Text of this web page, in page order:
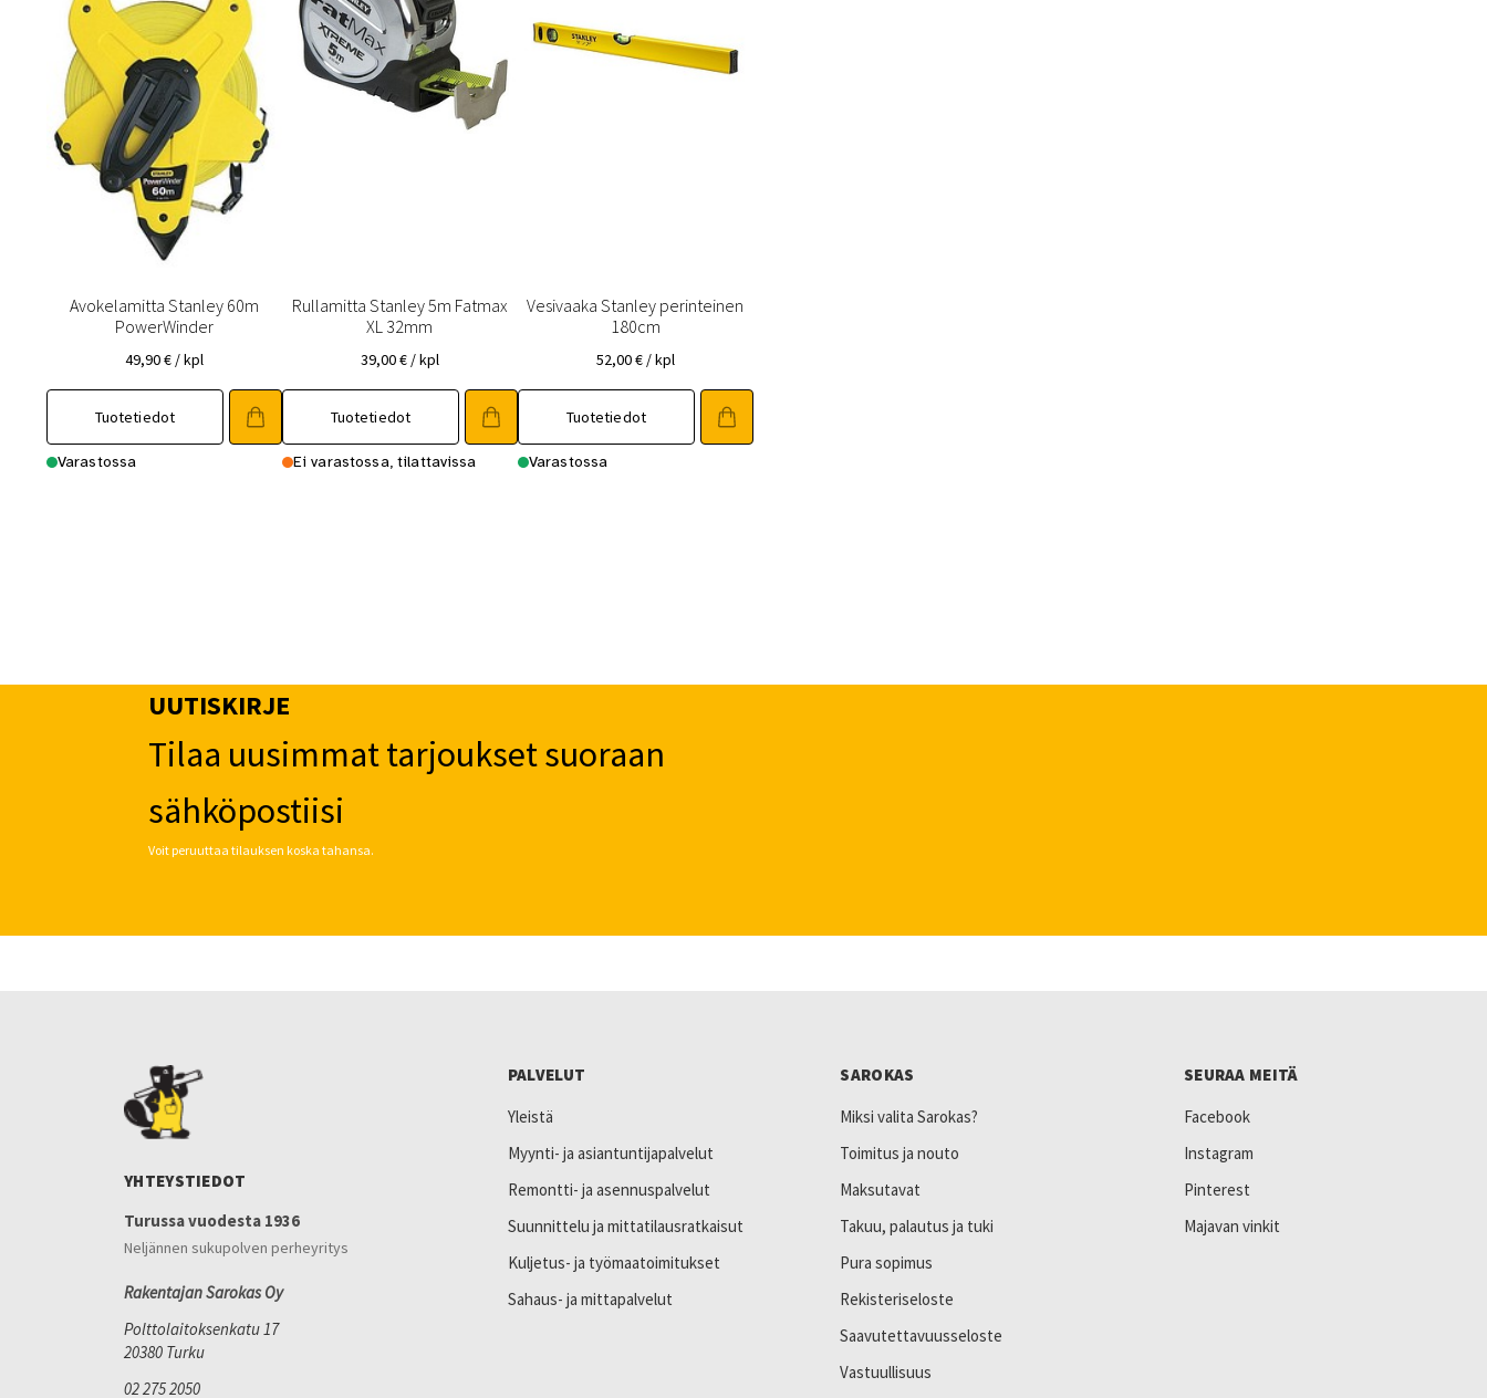
Avokelamitta Stanley 60m
PowerWinder
49,90€ / kpl
Tuotetiedot
Varastossa
Rullamitta Stanley 5m Fatmax
XL 32mm
39,00€ / kpl
Tuotetiedot
Ei varastossa, tilattavissa
Vesivaaka Stanley perinteinen
180cm
52,00€ / kpl
Tuotetiedot
Varastossa
UUTISKIRJE
Tilaa uusimmat tarjoukset suoraan
sähköpostiisi
Voit peruuttaa tilauksen koska tahansa.
YHTEYSTIEDOT
Turussa vuodesta 1936
Neljännen sukupolven perheyritys
Rakentajan Sarokas Oy
Polttolaitoksenkatu 17
20380 Turku
02 275 2050
PALVELUT
Yleistä
Myynti- ja asiantuntijapalvelut
Remontti- ja asennuspalvelut
Suunnittelu ja mittatilausratkaisut
Kuljetus- ja työmaatoimitukset
Sahaus- ja mittapalvelut
SAROKAS
Miksi valita Sarokas?
Toimitus ja nouto
Maksutavat
Takuu, palautus ja tuki
Pura sopimus
Rekisteriseloste
Saavutettavuusseloste
Vastuullisuus
SEURAA MEITÄ
Facebook
Instagram
Pinterest
Majavan vinkit